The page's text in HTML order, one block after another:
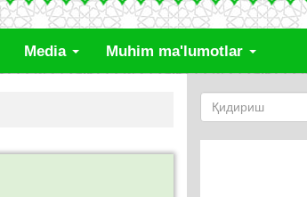
Media Muhim ma'lumotlar